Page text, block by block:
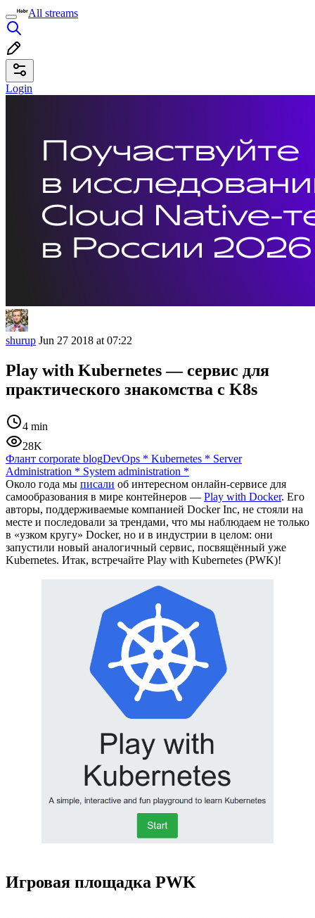
All streams
Login
shurup Jun 27 2018 at 07:22
Play with Kubernetes — сервис для
практического знакомства с K8s
4 min
28K
Флант corporate blogDevOps * Kubernetes * Server
Administration * System administration *
Около года мы писали об интересном онлайн-сервисе для
самообразования в мире контейнеров — Play with Docker. Его
авторы, поддерживаемые компанией Docker Inc, не стояли на
месте и последовали за трендами, что мы наблюдаем не только
в «узком кругу» Docker, но и в индустрии в целом: они
запустили новый аналогичный сервис, посвящённый уже
Kubernetes. Итак, встречайте Play with Kubernetes (PWK)!
Игровая площадка PWK